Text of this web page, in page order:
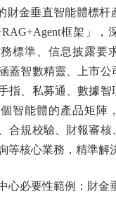
財金垂直智能體標杆
框架」，
標準、信息披露要
蓋智數精靈、上市公
指、私募通、數據智
智能體的產品矩陣
合規校驗、財報審核
等核心業務，精準解
必要性範例：財金